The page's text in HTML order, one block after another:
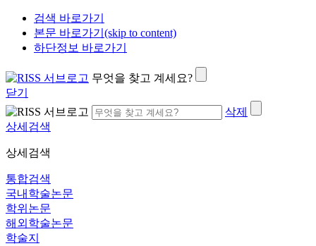
검색 바로가기
본문 바로가기(skip to content)
하단정보 바로가기
무엇을 찾고 계세요?
닫기
삭제
상세검색
상세검색
통합검색
국내학술논문
학위논문
해외학술논문
학술지